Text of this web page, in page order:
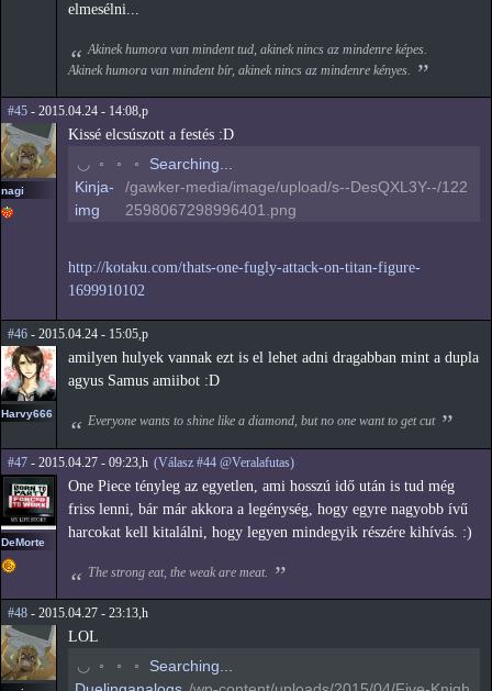
elmesélni...
Akinek humora van mindent tud, akinek nincs az mindenre képes.
Akinek humora van mindent bír, akinek nincs az mindenre kényes.
#45 - 2015.04.24 - 14:08,p
nagi
Kissé elcsúszott a festés :D
◠ ◦ ◦ ◦
Searching...
Kinja-
img
/gawker-media/image/upload/s--DesQXL3Y--/122
2598067298996401.png
http://kotaku.com/thats-one-fugly-attack-on-titan-figure-
1699910102
#46 - 2015.04.24 - 15:05,p
Harvy666
amilyen hulyek vannak ezt is el lehet adni dragabban mint a dupla
agyus Samus amiibot :D
Everyone wants to shine like a diamond, but no one want to get cut
#47 - 2015.04.27 - 09:23,h (Válasz #44 @Veralafutas)
DeMorte
One Piece tényleg az egyetlen, ami hosszú idő után is tud még
friss lenni, bár már akkora a legénység, hogy egyre nagyobb ívű
harcokat kell kitalálni, hogy legyen mindegyik részére kihívás. :)
The strong eat, the weak are meat.
#48 - 2015.04.27 - 23:13,h
LOL
◠ ◦ ◦ ◦
Searching...